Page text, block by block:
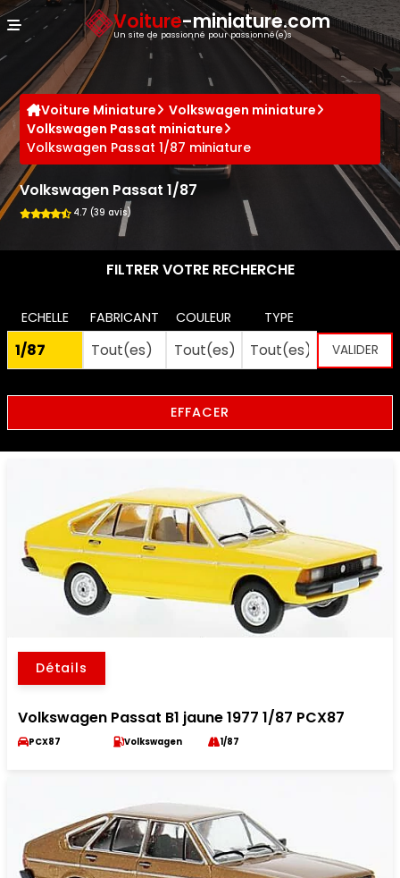
Voiture-miniature.com
Un site de passionné pour passionné(e)s
Voiture Miniature
Volkswagen miniature
Volkswagen Passat miniature
Volkswagen Passat 1/87 miniature
Volkswagen Passat 1/87
4.7 (39 avis)
FILTRER VOTRE RECHERCHE
ECHELLE FABRICANT COULEUR TYPE
EFFACER
Détails
Volkswagen Passat B1 jaune 1977 1/87 PCX87
PCX87 Volkswagen 1/87
Panneau de gestion des cookies